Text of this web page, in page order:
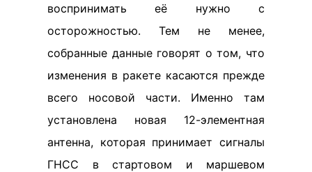
воспринимать её нужно с
осторожностью. Тем не менее,
собранные данные говорят о том, что
изменения в ракете касаются прежде
всего носовой части. Именно там
установлена новая 12-элементная
антенна, которая принимает сигналы
ГНСС в стартовом и маршевом